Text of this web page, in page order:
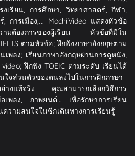
เรียน, การศึกษา, วิทยาศาสตร์, กีฬา,
การเมือง,... MochiVideo แสดงหัวข้อ
มต้องการของผู้เรียน หัวข้อที่มีใน
ตามหัวข้อ; ฝึกฟังภาษาอังกฤษตาม
เพลง; เรียนภาษาอังกฤษผ่านการดูหนัง;
ฝึกฟัง TOEIC ตามระดับ เรียนได้
จส่วนตัวของตนลงไปในการฝึกภาษา
ย่างแท้จริง คุณสามารถเลือกวิธีการ
เพลง, ภาพยนต์... เพื่อรักษาการเรียน
วามสนใจในซีกเดินทางการเรียนรู้